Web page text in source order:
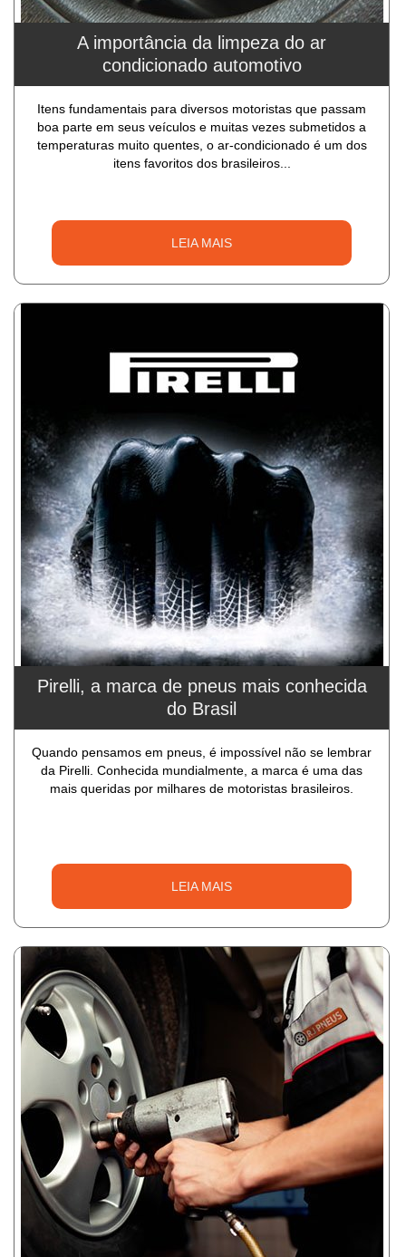
A importância da limpeza do ar
condicionado automotivo
Itens fundamentais para diversos motoristas que passam
boa parte em seus veículos e muitas vezes submetidos a
temperaturas muito quentes, o ar-condicionado é um dos
itens favoritos dos brasileiros...
LEIA MAIS
Pirelli, a marca de pneus mais conhecida
do Brasil
Quando pensamos em pneus, é impossível não se lembrar
da Pirelli. Conhecida mundialmente, a marca é uma das
mais queridas por milhares de motoristas brasileiros.
LEIA MAIS